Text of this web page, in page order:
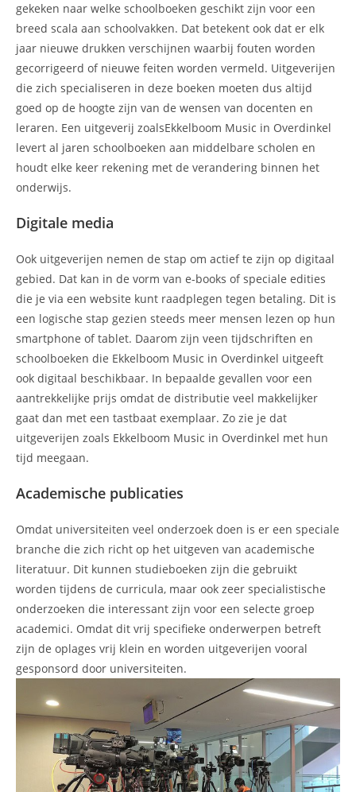
gekeken naar welke schoolboeken geschikt zijn voor een
breed scala aan schoolvakken. Dat betekent ook dat er elk
jaar nieuwe drukken verschijnen waarbij fouten worden
gecorrigeerd of nieuwe feiten worden vermeld. Uitgeverijen
die zich specialiseren in deze boeken moeten dus altijd
goed op de hoogte zijn van de wensen van docenten en
leraren. Een uitgeverij zoalsEkkelboom Music in Overdinkel
levert al jaren schoolboeken aan middelbare scholen en
houdt elke keer rekening met de verandering binnen het
onderwijs.
Digitale media
Ook uitgeverijen nemen de stap om actief te zijn op digitaal
gebied. Dat kan in de vorm van e-books of speciale edities
die je via een website kunt raadplegen tegen betaling. Dit is
een logische stap gezien steeds meer mensen lezen op hun
smartphone of tablet. Daarom zijn veen tijdschriften en
schoolboeken die Ekkelboom Music in Overdinkel uitgeeft
ook digitaal beschikbaar. In bepaalde gevallen voor een
aantrekkelijke prijs omdat de distributie veel makkelijker
gaat dan met een tastbaat exemplaar. Zo zie je dat
uitgeverijen zoals Ekkelboom Music in Overdinkel met hun
tijd meegaan.
Academische publicaties
Omdat universiteiten veel onderzoek doen is er een speciale
branche die zich richt op het uitgeven van academische
literatuur. Dit kunnen studieboeken zijn die gebruikt
worden tijdens de curricula, maar ook zeer specialistische
onderzoeken die interessant zijn voor een selecte groep
academici. Omdat dit vrij specifieke onderwerpen betreft
zijn de oplages vrij klein en worden uitgeverijen vooral
gesponsord door universiteiten.